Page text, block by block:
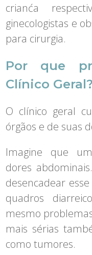
crianća
ginecologistas e
para cirurgia.
Por que
Clínico Geral?
O clínico geral
órgãos e de suas
Imagine que
dores
desencadear
quadros
mesmo
mais sérias
como tumores.